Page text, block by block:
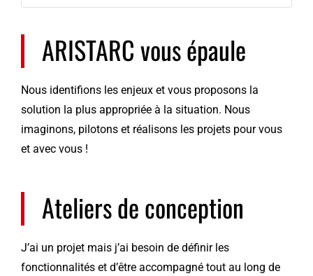
ARISTARC vous épaule
Nous identifions les enjeux et vous proposons la
solution la plus appropriée à la situation. Nous
imaginons, pilotons et réalisons les projets pour vous
et avec vous !
Ateliers de conception
J’ai un projet mais j’ai besoin de définir les
fonctionnalités et d’être accompagné tout au long de